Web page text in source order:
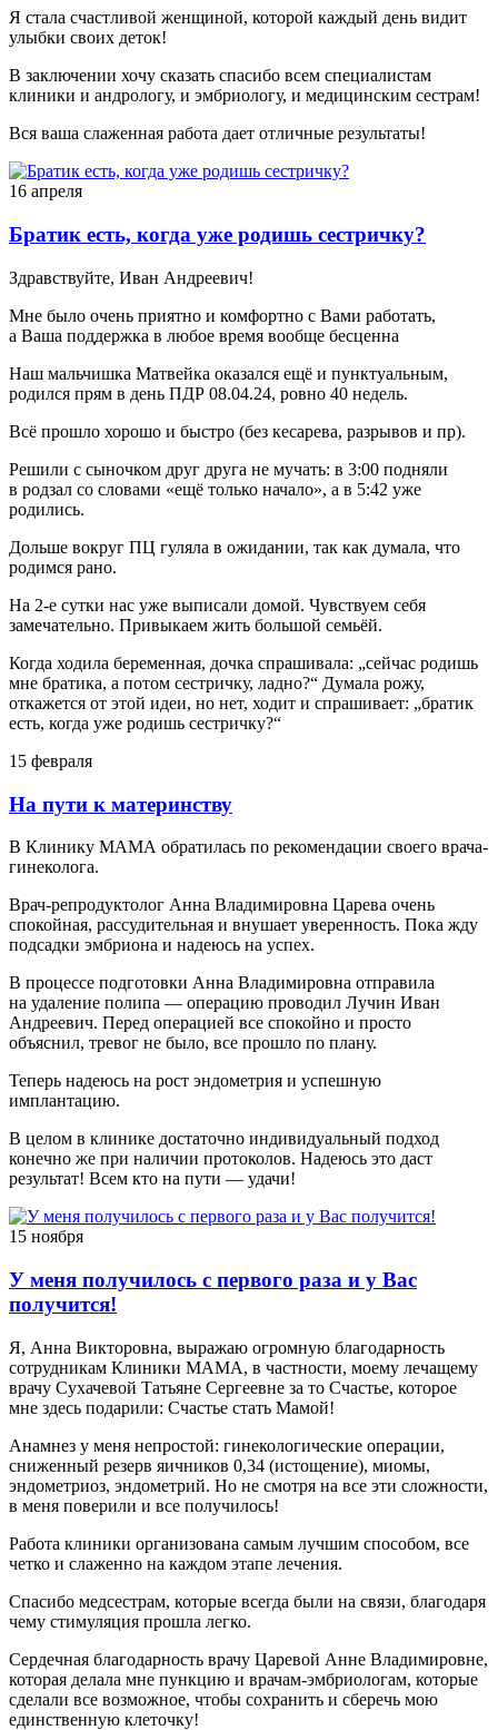
Я стала счастливой женщиной, которой каждый день видит
улыбки своих деток!
В заключении хочу сказать спасибо всем специалистам
клиники и андрологу, и эмбриологу, и медицинским сестрам!
Вся ваша слаженная работа дает отличные результаты!
16 апреля
Братик есть, когда уже родишь сестричку?
Здравствуйте, Иван Андреевич!
Мне было очень приятно и комфортно с Вами работать,
а Ваша поддержка в любое время вообще бесценна
Наш мальчишка Матвейка оказался ещё и пунктуальным,
родился прям в день ПДР 08.04.24, ровно 40 недель.
Всё прошло хорошо и быстро (без кесарева, разрывов и пр).
Решили с сыночком друг друга не мучать: в 3:00 подняли
в родзал со словами «ещё только начало», а в 5:42 уже
родились.
Дольше вокруг ПЦ гуляла в ожидании, так как думала, что
родимся рано.
На 2-е сутки нас уже выписали домой. Чувствуем себя
замечательно. Привыкаем жить большой семьёй.
Когда ходила беременная, дочка спрашивала: „сейчас родишь
мне братика, а потом сестричку, ладно?“ Думала рожу,
откажется от этой идеи, но нет, ходит и спрашивает: „братик
есть, когда уже родишь сестричку?“
15 февраля
На пути к материнству
В Клинику МАМА обратилась по рекомендации своего врача-
гинеколога.
Врач-репродуктолог Анна Владимировна Царева очень
спокойная, рассудительная и внушает уверенность. Пока жду
подсадки эмбриона и надеюсь на успех.
В процессе подготовки Анна Владимировна отправила
на удаление полипа — операцию проводил Лучин Иван
Андреевич. Перед операцией все спокойно и просто
объяснил, тревог не было, все прошло по плану.
Теперь надеюсь на рост эндометрия и успешную
имплантацию.
В целом в клинике достаточно индивидуальный подход
конечно же при наличии протоколов. Надеюсь это даст
результат! Всем кто на пути — удачи!
15 ноября
У меня получилось с первого раза и у Вас
получится!
Я, Анна Викторовна, выражаю огромную благодарность
сотрудникам Клиники МАМА, в частности, моему лечащему
врачу Сухачевой Татьяне Сергеевне за то Счастье, которое
мне здесь подарили: Счастье стать Мамой!
Анамнез у меня непростой: гинекологические операции,
сниженный резерв яичников 0,34 (истощение), миомы,
эндометриоз, эндометрий. Но не смотря на все эти сложности,
в меня поверили и все получилось!
Работа клиники организована самым лучшим способом, все
четко и слаженно на каждом этапе лечения.
Спасибо медсестрам, которые всегда были на связи, благодаря
чему стимуляция прошла легко.
Сердечная благодарность врачу Царевой Анне Владимировне,
которая делала мне пункцию и врачам-эмбриологам, которые
сделали все возможное, чтобы сохранить и сберечь мою
единственную клеточку!